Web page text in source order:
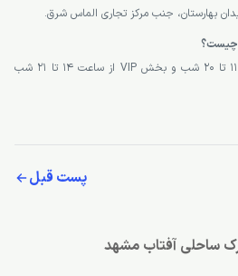
بهارستان، جنب مرکز تجاری الماس شرق.
چیست؟
زمان فعالیت این مجوعه از ساعت 11 تا 20 شب و بخش VIP از ساعت 14 تا 21 شب
پست قبل
ساحلی آفتاب مشهد